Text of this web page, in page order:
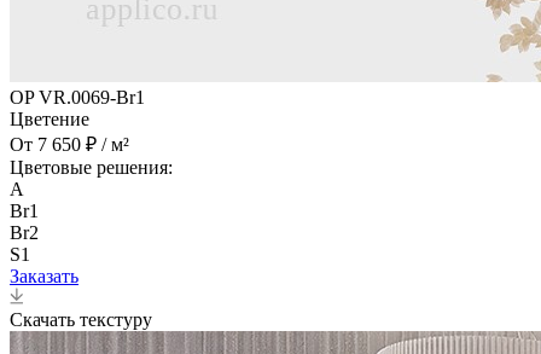
OP VR.0069-Br1
Цветение
От 7 650 ₽ / м²
Цветовые решения:
A
Br1
Br2
S1
Заказать
Скачать текстуру